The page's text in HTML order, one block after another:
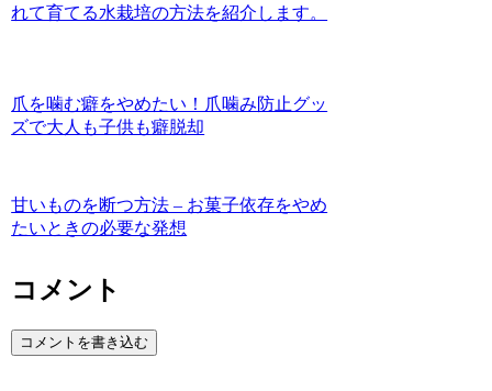
れて育てる水栽培の方法を紹介します。
爪を噛む癖をやめたい！爪噛み防止グッ
ズで大人も子供も癖脱却
甘いものを断つ方法 – お菓子依存をやめ
たいときの必要な発想
コメント
コメントを書き込む